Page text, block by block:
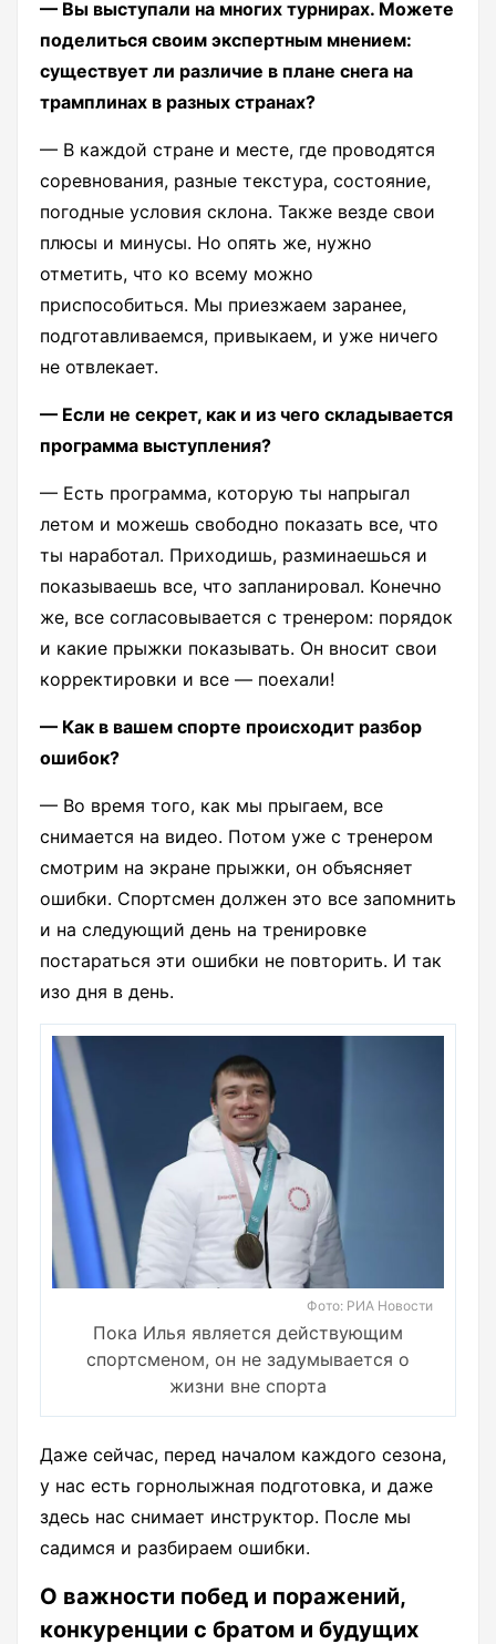
— Вы выступали на многих турнирах. Можете
поделиться своим экспертным мнением:
существует ли различие в плане снега на
трамплинах в разных странах?
— В каждой стране и месте, где проводятся
соревнования, разные текстура, состояние,
погодные условия склона. Также везде свои
плюсы и минусы. Но опять же, нужно
отметить, что ко всему можно
приспособиться. Мы приезжаем заранее,
подготавливаемся, привыкаем, и уже ничего
не отвлекает.
— Если не секрет, как и из чего складывается
программа выступления?
— Есть программа, которую ты напрыгал
летом и можешь свободно показать все, что
ты наработал. Приходишь, разминаешься и
показываешь все, что запланировал. Конечно
же, все согласовывается с тренером: порядок
и какие прыжки показывать. Он вносит свои
корректировки и все — поехали!
— Как в вашем спорте происходит разбор
ошибок?
— Во время того, как мы прыгаем, все
снимается на видео. Потом уже с тренером
смотрим на экране прыжки, он объясняет
ошибки. Спортсмен должен это все запомнить
и на следующий день на тренировке
постараться эти ошибки не повторить. И так
изо дня в день.
Фото: РИА Новости
Пока Илья является действующим
спортсменом, он не задумывается о
жизни вне спорта
Даже сейчас, перед началом каждого сезона,
у нас есть горнолыжная подготовка, и даже
здесь нас снимает инструктор. После мы
садимся и разбираем ошибки.
О важности побед и поражений,
конкуренции с братом и будущих